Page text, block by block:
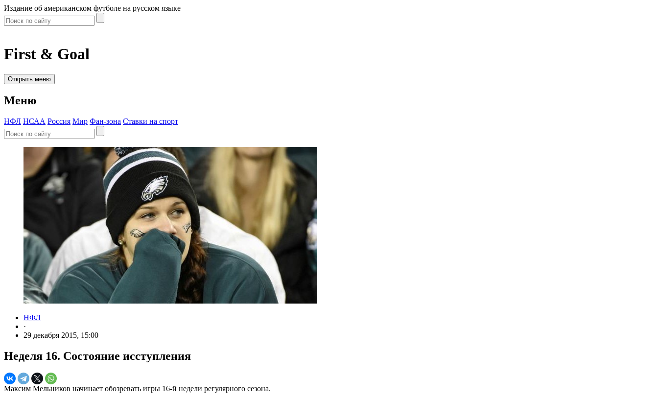
Издание об американском футболе на русском языке
First & Goal
Открыть меню
Меню
НФЛ НСАА Россия Мир Фан-зона Ставки на спорт
НФЛ
·
29 декабря 2015, 15:00
Неделя 16. Состояние исступления
Максим Мельников начинает обозревать игры 16-й недели регулярного сезона.